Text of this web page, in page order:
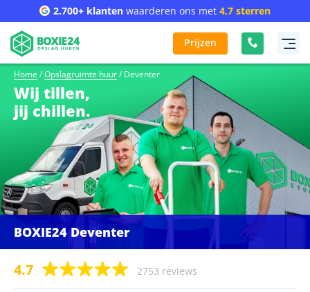
2.700+ klanten waarderen ons met 4,7 sterren
Prijzen
Home / Opslagruimte huur/ Deventer
Wij tillen,
jij chillen.
BOXIE24 Deventer
4.7 2753 reviews